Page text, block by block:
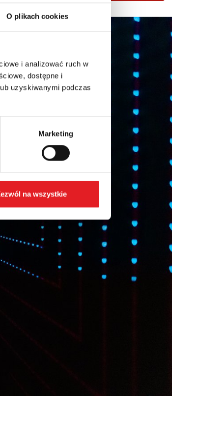
O plikach cookies
i analizować ruch w
dostępne i
uzyskiwanymi podczas
Marketing
na wszystkie